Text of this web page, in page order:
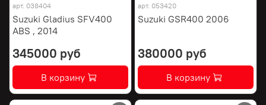
арт. 038404
Suzuki Gladius SFV400
ABS , 2014
345000 руб
В корзину
арт. 053420
Suzuki GSR400 2006
380000 руб
В корзину